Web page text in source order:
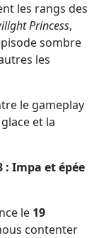
les rangs des
Princess,
sombre
les
le gameplay
et la
: Impa et épée
le 19
contenter